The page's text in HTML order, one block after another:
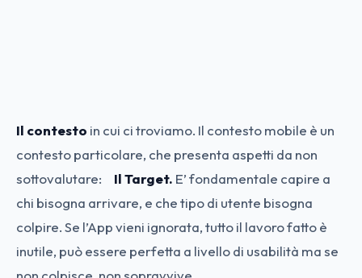
Il contesto in cui ci troviamo. Il contesto mobile è un
contesto particolare, che presenta aspetti da non
sottovalutare: Il Target. E’ fondamentale capire a
chi bisogna arrivare, e che tipo di utente bisogna
colpire. Se l’App vieni ignorata, tutto il lavoro fatto è
inutile, può essere perfetta a livello di usabilità ma se